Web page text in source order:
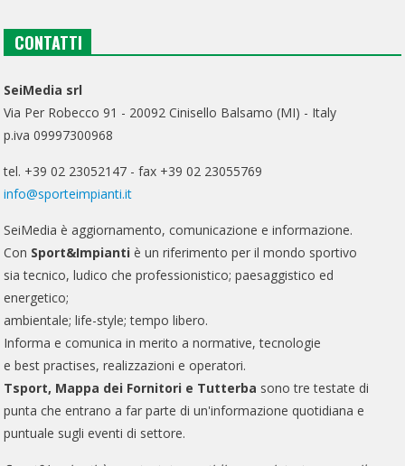
CONTATTI
SeiMedia srl
Via Per Robecco 91 - 20092 Cinisello Balsamo (MI) - Italy
p.iva 09997300968
tel. +39 02 23052147 - fax +39 02 23055769
info@sporteimpianti.it
SeiMedia è aggiornamento, comunicazione e informazione.
Con Sport&Impianti è un riferimento per il mondo sportivo
sia tecnico, ludico che professionistico; paesaggistico ed
energetico;
ambientale; life-style; tempo libero.
Informa e comunica in merito a normative, tecnologie
e best practises, realizzazioni e operatori.
Tsport, Mappa dei Fornitori e Tutterba sono tre testate di
punta che entrano a far parte di un'informazione quotidiana e
puntuale sugli eventi di settore.